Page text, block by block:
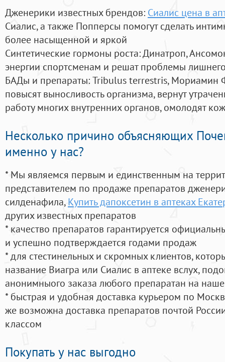
Дженерики известных брендов: Сиалис цена в
Сиалис, а также Попперсы помогут сделать
более насыщенной и яркой
Синтетические гормоны роста: Динатроп,
энергии спортсменам и решат проблемы
БАДы и препараты:Tribulus terrestris, Мориамин
повысят выносливость организма, вернут
работу многих внутренних органов, омолодят
Несколько причино объясняющих
именно у нас?
* Мы являемся первым и единственным на
представителем по продаже препаратов
силденафила, Купить дапоксетин в аптеках
других известных препаратов
* качество препаратов гарантируется
и успешно подтверждается годами продаж
* для стестинельных и скромных клиентов,
название Виагра или Сиалис в аптеке вслух,
анонимныого заказа любого препаратан на
* быстрая и удобная доставка курьером по
же возможна доставка препаратов почтой
классом
Покупать у нас выгодно